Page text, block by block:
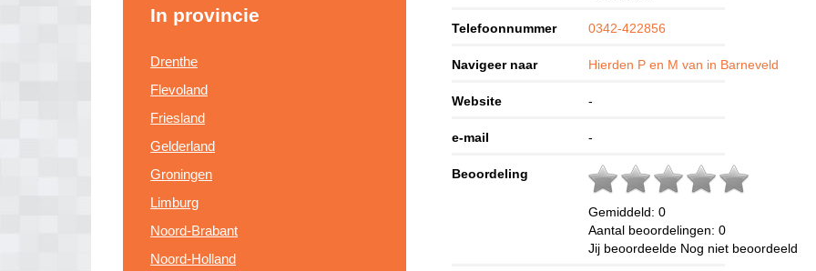
In provincie
Drenthe
Flevoland
Friesland
Gelderland
Groningen
Limburg
Noord-Brabant
Noord-Holland
Telefoonnummer 0342-422856
Navigeer naar Hierden P en M van in Barneveld
Website -
e-mail -
Beoordeling
Gemiddeld:0
Aantal beoordelingen:0
Jij beoordeelde Nog niet beoordeeld